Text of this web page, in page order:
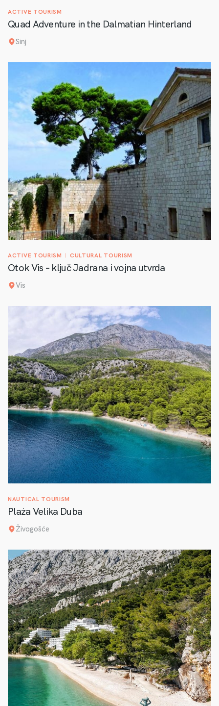
ACTIVE TOURISM
Quad Adventure in the Dalmatian Hinterland
Sinj
ACTIVE TOURISM CULTURAL TOURISM
Otok Vis – ključ Jadrana i vojna utvrda
Vis
NAUTICAL TOURISM
Plaża Velika Duba
Živogošće